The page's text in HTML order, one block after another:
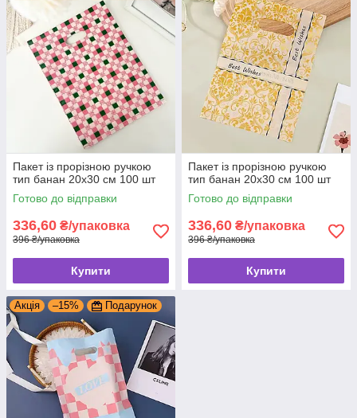
Пакет із прорізною ручкою
тип банан 20x30 см 100 шт
Готово до відправки
336,60 ₴/упаковка
396 ₴/упаковка
Купити
Пакет із прорізною ручкою
тип банан 20x30 см 100 шт
Готово до відправки
336,60 ₴/упаковка
396 ₴/упаковка
Купити
Акція –15% Подарунок